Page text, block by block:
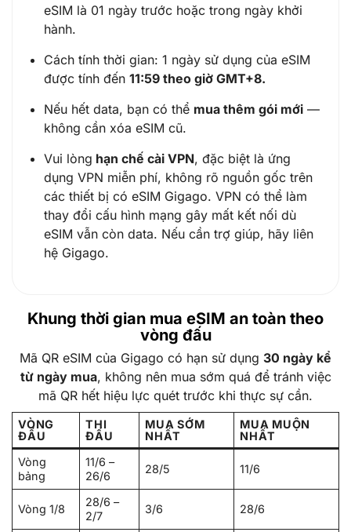
eSIM là 01 ngày trước hoặc trong ngày khởi
hành.
Cách tính thời gian: 1 ngày sử dụng của eSIM
được tính đến 11:59 theo giờ GMT+8.
Nếu hết data, bạn có thể mua thêm gói mới —
không cần xóa eSIM cũ.
Vui lòng hạn chế cài VPN, đặc biệt là ứng
dụng VPN miễn phí, không rõ nguồn gốc trên
các thiết bị có eSIM Gigago. VPN có thể làm
thay đổi cấu hình mạng gây mất kết nối dù
eSIM vẫn còn data. Nếu cần trợ giúp, hãy liên
hệ Gigago.
Khung thời gian mua eSIM an toàn theo
vòng đấu
Mã QR eSIM của Gigago có hạn sử dụng 30 ngày kể
từ ngày mua, không nên mua sớm quá để tránh việc
mã QR hết hiệu lực quét trước khi thực sự cần.
VÒNG
ĐẤU
THI
ĐẤU
MUA SỚM
NHẤT
MUA MUỘN
NHẤT
Vòng
bảng
11/6 –
26/6
28/5 11/6
Vòng 1/8
28/6 –
2/7
3/6 28/6